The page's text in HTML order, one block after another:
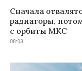
Сначала
радиаторы,
с орбиты МКС
08:03